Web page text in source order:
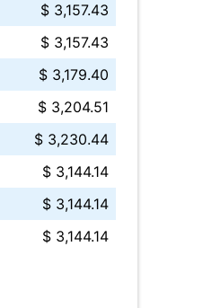
$ 3,157.43
$ 3,157.43
$ 3,179.40
$ 3,204.51
$ 3,230.44
$ 3,144.14
$ 3,144.14
$ 3,144.14